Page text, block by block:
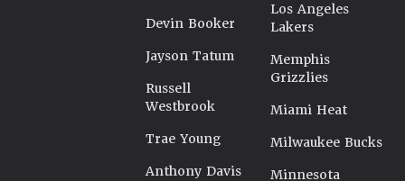
Devin Booker
Jayson Tatum
Russell
Westbrook
Trae Young
Anthony Davis
Los Angeles
Lakers
Memphis
Grizzlies
Miami Heat
Milwaukee Bucks
Minnesota